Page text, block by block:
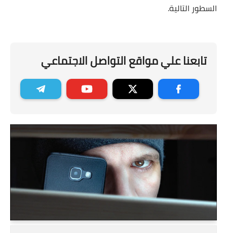
السطور التالية.
تابعنا علي مواقع التواصل الاجتماعي